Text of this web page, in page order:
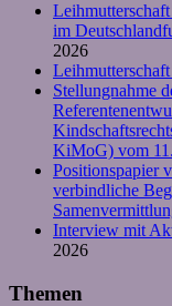
im
2026
Stellungnahme
KiMoG) vom
Positionspapier
verbindliche
Interview mit
2026
Themen